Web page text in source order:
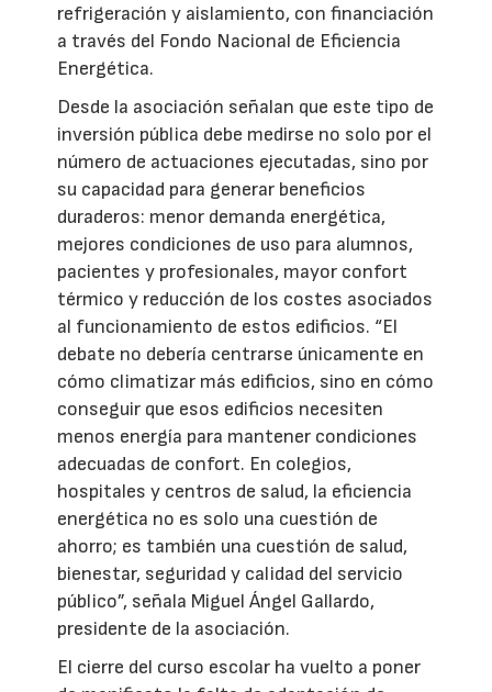
refrigeración y aislamiento, con financiación
a través del Fondo Nacional de Eficiencia
Energética.
Desde la asociación señalan que este tipo de
inversión pública debe medirse no solo por el
número de actuaciones ejecutadas, sino por
su capacidad para generar beneficios
duraderos: menor demanda energética,
mejores condiciones de uso para alumnos,
pacientes y profesionales, mayor confort
térmico y reducción de los costes asociados
al funcionamiento de estos edificios. “El
debate no debería centrarse únicamente en
cómo climatizar más edificios, sino en cómo
conseguir que esos edificios necesiten
menos energía para mantener condiciones
adecuadas de confort. En colegios,
hospitales y centros de salud, la eficiencia
energética no es solo una cuestión de
ahorro; es también una cuestión de salud,
bienestar, seguridad y calidad del servicio
público”, señala Miguel Ángel Gallardo,
presidente de la asociación.
El cierre del curso escolar ha vuelto a poner